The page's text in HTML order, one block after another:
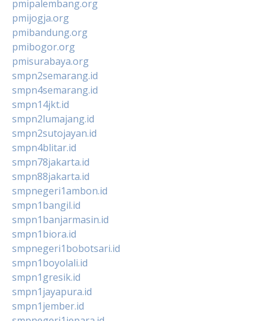
pmipalembang.org
pmijogja.org
pmibandung.org
pmibogor.org
pmisurabaya.org
smpn2semarang.id
smpn4semarang.id
smpn14jkt.id
smpn2lumajang.id
smpn2sutojayan.id
smpn4blitar.id
smpn78jakarta.id
smpn88jakarta.id
smpnegeri1ambon.id
smpn1bangil.id
smpn1banjarmasin.id
smpn1biora.id
smpnegeri1bobotsari.id
smpn1boyolali.id
smpn1gresik.id
smpn1jayapura.id
smpn1jember.id